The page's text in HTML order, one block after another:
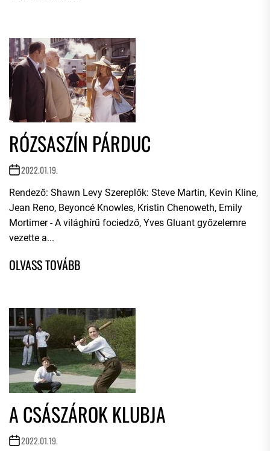
RÓZSASZÍN PÁRDUC
2022.01.19.
Rendező: Shawn Levy Szereplők: Steve Martin, Kevin Kline,
Jean Reno, Beyoncé Knowles, Kristin Chenoweth, Emily
Mortimer - A világhírű fociedző, Yves Gluant győzelemre
vezette a...
A CSÁSZÁROK KLUBJA
2022.01.19.